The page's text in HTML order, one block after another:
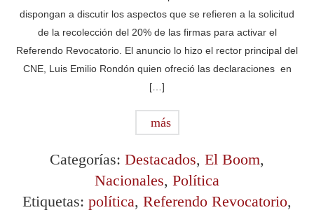
dispongan a discutir los aspectos que se refieren a la solicitud
de la recolección del 20% de las firmas para activar el
Referendo Revocatorio. El anuncio lo hizo el rector principal del
CNE, Luis Emilio Rondón quien ofreció las declaraciones en
[…]
más
Categorías: Destacados, El Boom,
Nacionales, Política
Etiquetas: política, Referendo Revocatorio,